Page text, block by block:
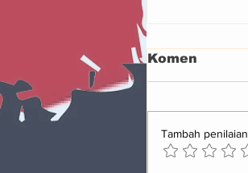
Komen
Tambah penilaian